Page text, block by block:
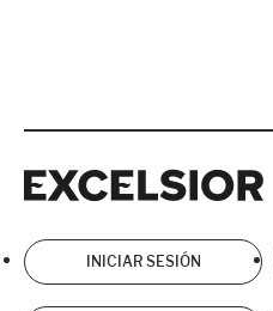
INICIAR SESIÓN